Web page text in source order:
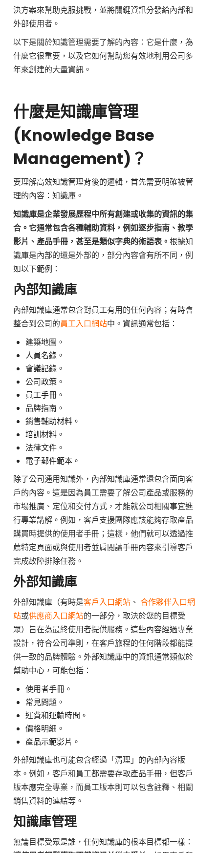
管
理
決方案來幫助克服挑戰，並將關鍵資訊分發給內部和
外部使用者。
以下是關於知識管理需要了解的內容：它是什麼，為
什麼它很重要，以及它如何幫助您有效地利用公司多
年來創建的大量資訊。
什麼是知識庫管理
(Knowledge Base
Management)？
要理解高效知識管理背後的邏輯，首先需要明確被管
理的內容：知識庫。
知識庫是企業發展歷程中所有創建或收集的資訊的集
合。它通常包含各種輔助資料，例如逐步指南、教學
影片、產品手冊，甚至是類似字典的術語表。根據知
識庫是內部的還是外部的，部分內容會有所不同，例
如以下範例：
內部知識庫
內部知識庫通常包含對員工有用的任何內容；有時會
整合到公司的員工入口網站中。資訊通常包括：
建築地圖。
人員名錄。
會議記錄。
公司政策。
員工手冊。
品牌指南。
銷售輔助材料。
培訓材料。
法律文件。
電子郵件範本。
除了公司通用知識外，內部知識庫通常還包含面向客
戶的內容。這是因為員工需要了解公司產品或服務的
市場推廣、定位和交付方式，才能就公司相關事宜進
行專業講解。例如，客戶支援團隊應該能夠存取產品
購買時提供的使用者手冊；這樣，他們就可以透過推
薦特定頁面或與使用者並肩閱讀手冊內容來引導客戶
完成故障排除任務。
外部知識庫
外部知識庫（有時是客戶入口網站 、合作夥伴入口網
站或供應商入口網站的一部分，取決於您的目標受
眾）旨在為最終使用者提供服務。這些內容經過專業
設計，符合公司準則，在客戶旅程的任何階段都能提
供一致的品牌體驗。外部知識庫中的資訊通常類似於
幫助中心，可能包括：
使用者手冊。
常見問題。
運費和運輸時間。
價格明細。
產品示範影片。
外部知識庫也可能包含經過「清理」的內部內容版
本。例如，客戶和員工都需要存取產品手冊，但客戶
版本應完全專業，而員工版本則可以包含註釋、相關
銷售資料的連結等。
知識庫管理
無論目標受眾是誰，任何知識庫的根本目標都一樣：